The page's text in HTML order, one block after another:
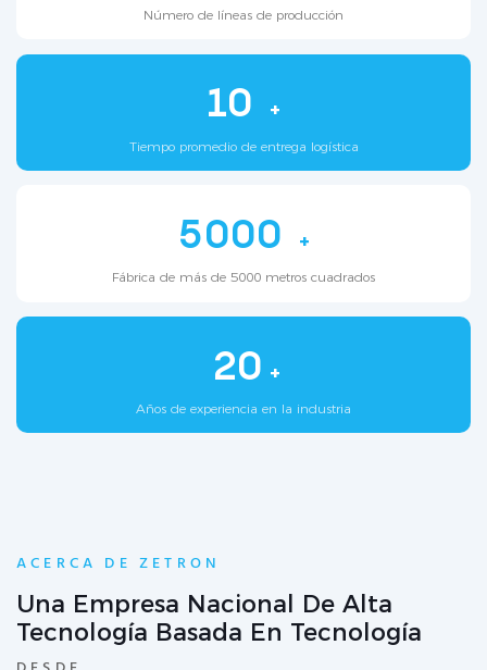
Número de líneas de producción
10 +
Tiempo promedio de entrega logística
5000 +
Fábrica de más de 5000 metros cuadrados
20 +
Años de experiencia en la industria
ACERCA DE ZETRON
Una Empresa Nacional De Alta
Tecnología Basada En Tecnología